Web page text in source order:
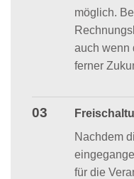
möglich.
auch wenn
ferner
03
Nachdem
für die